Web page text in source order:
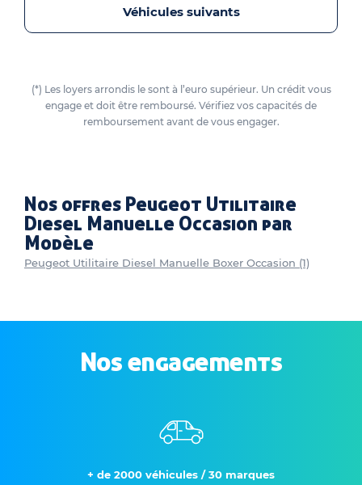
Véhicules suivants
(*) Les loyers arrondis le sont à l’euro supérieur. Un crédit vous
engage et doit être remboursé. Vérifiez vos capacités de
remboursement avant de vous engager.
Nos offres Peugeot Utilitaire
Diesel Manuelle Occasion par
Modèle
Peugeot Utilitaire Diesel Manuelle Boxer Occasion (1)
Nos engagements
+ de 2000 véhicules / 30 marques